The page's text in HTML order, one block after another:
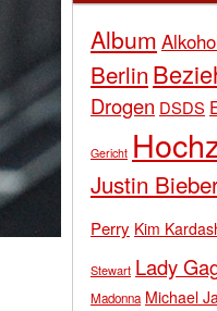
Album
Berlin
Drogen DSDS
Gericht
Justin
Perry Kim
Stewart Lady
Madonna Michael